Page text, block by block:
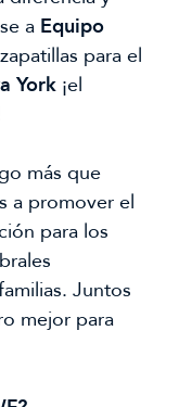
a Equipo
para el
York ¡el
más que
a promover el
para los
Juntos
mejor para